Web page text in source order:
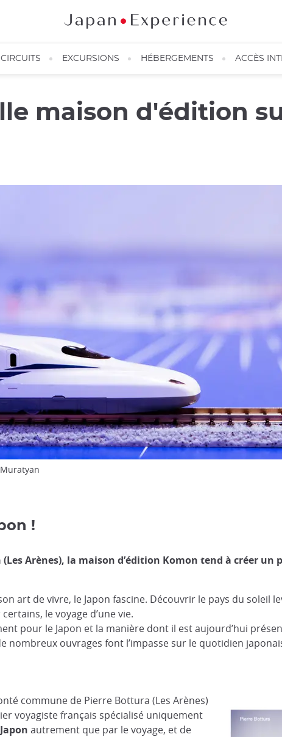
CIRCUITS EXCURSIONS HÉBERGEMENTS ACCÈS
maison d'édition
!
Arènes), la maison d’édition Komon tend à créer un
art de vivre, le Japon fascine. Découvrir le pays du soleil
le voyage d’une vie.
pour le Japon et la manière dont il est aujourd’hui
ouvrages font l’impasse sur le quotidien
commune de Pierre Bottura (Les Arènes)
voyagiste français spécialisé uniquement
autrement que par le voyage, et de